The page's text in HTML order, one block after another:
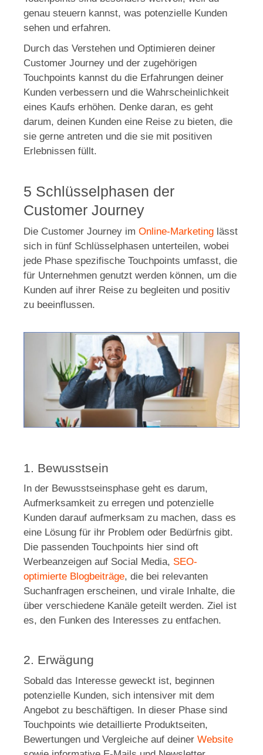
genau steuern kannst, was potenzielle Kunden
sehen und erfahren.
Durch das Verstehen und Optimieren deiner
Customer Journey und der zugehörigen
Touchpoints kannst du die Erfahrungen deiner
Kunden verbessern und die Wahrscheinlichkeit
eines Kaufs erhöhen. Denke daran, es geht
darum, deinen Kunden eine Reise zu bieten, die
sie gerne antreten und die sie mit positiven
Erlebnissen füllt.
5 Schlüsselphasen der
Customer Journey
Die Customer Journey im Online-Marketing lässt
sich in fünf Schlüsselphasen unterteilen, wobei
jede Phase spezifische Touchpoints umfasst, die
für Unternehmen genutzt werden können, um die
Kunden auf ihrer Reise zu begleiten und positiv
zu beeinflussen.
1. Bewusstsein
In der Bewusstseinsphase geht es darum,
Aufmerksamkeit zu erregen und potenzielle
Kunden darauf aufmerksam zu machen, dass es
eine Lösung für ihr Problem oder Bedürfnis gibt.
Die passenden Touchpoints hier sind oft
Werbeanzeigen auf Social Media, SEO-
optimierte Blogbeiträge, die bei relevanten
Suchanfragen erscheinen, und virale Inhalte, die
über verschiedene Kanäle geteilt werden. Ziel ist
es, den Funken des Interesses zu entfachen.
2. Erwägung
Sobald das Interesse geweckt ist, beginnen
potenzielle Kunden, sich intensiver mit dem
Angebot zu beschäftigen. In dieser Phase sind
Touchpoints wie detaillierte Produktseiten,
Bewertungen und Vergleiche auf deiner Website